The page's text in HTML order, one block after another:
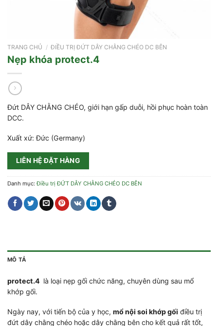
TRANG CHỦ / ĐIỀU TRỊ ĐỨT DÂY CHẰNG CHÉO DC BÊN
Nẹp khóa protect.4
Đứt DÂY CHẰNG CHÉO, giới hạn gấp duỗi, hồi phục hoàn toàn
DCC.
Xuất xứ: Đức (Germany)
LIÊN HỆ ĐẶT HÀNG
Danh mục:Điều trị ĐỨT DÂY CHẰNG CHÉO DC BÊN
MÔ TẢ
protect.4 là loại nẹp gối chức năng, chuyên dùng sau mổ
khớp gối.
Ngày nay, với tiến bộ của y học, mổ nội soi khớp gối điều trị
đứt dây chằng chéo hoặc dây chằng bên cho kết quả rất tốt,